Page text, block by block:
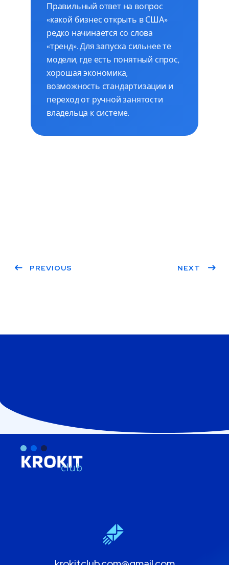
Правильный ответ на вопрос
«какой бизнес открыть в США»
редко начинается со слова
«тренд». Для запуска сильнее те
модели, где есть понятный спрос,
хорошая экономика,
возможность стандартизации и
переход от ручной занятости
владельца к системе.
PREVIOUS NEXT